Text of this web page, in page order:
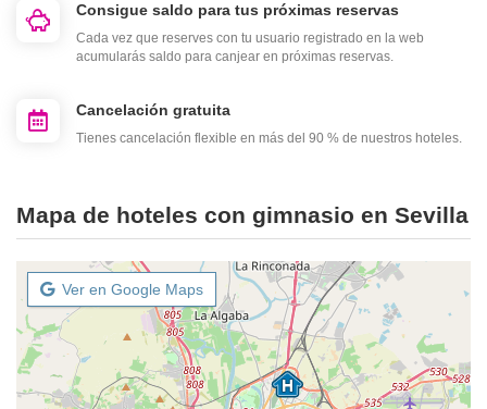
Consigue saldo para tus próximas reservas
Cada vez que reserves con tu usuario registrado en la web
acumularás saldo para canjear en próximas reservas.
Cancelación gratuita
Tienes cancelación flexible en más del 90 % de nuestros hoteles.
Mapa de hoteles con gimnasio en Sevilla
Ver en Google Maps